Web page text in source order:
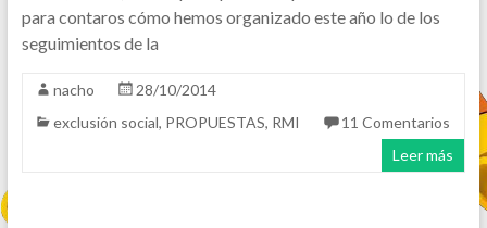
para contaros cómo hemos organizado este año lo de los
seguimientos de la
nacho
28/10/2014
exclusión social, PROPUESTAS, RMI
11 Comentarios
Leer más